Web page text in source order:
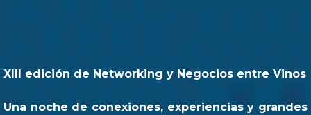
XIII edición de Networking y Negocios entre Vinos
Una noche de conexiones, experiencias y grandes